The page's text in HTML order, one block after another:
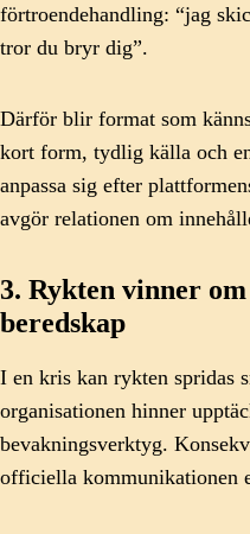
förtroendehandling: “jag
tror du bryr dig”.
Därför blir format som
kort form, tydlig källa och
anpassa sig efter
avgör relationen om
3. Rykten vinner
beredskap
I en kris kan rykten spridas
organisationen hinner
bevakningsverktyg.
officiella kommunikationen